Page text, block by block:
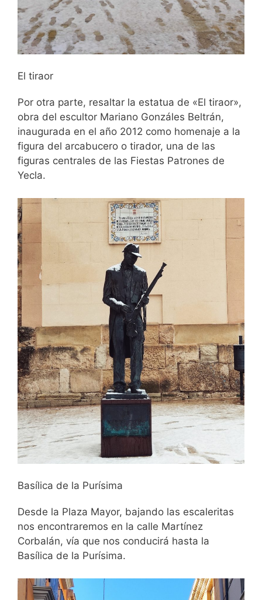
El tiraor
Por otra parte, resaltar la estatua de «El tiraor»,
obra del escultor Mariano Gonzáles Beltrán,
inaugurada en el año 2012 como homenaje a la
figura del arcabucero o tirador, una de las
figuras centrales de las Fiestas Patrones de
Yecla.
Basílica de la Purísima
Desde la Plaza Mayor, bajando las escaleritas
nos encontraremos en la calle Martínez
Corbalán, vía que nos conducirá hasta la
Basílica de la Purísima.